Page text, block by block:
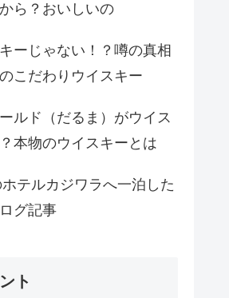
ら？おいしいの
ーじゃない！？噂の真相
こだわりウイスキー
ルド（だるま）がウイス
本物のウイスキーとは
テルカジワラへ一泊した
グ記事
ト